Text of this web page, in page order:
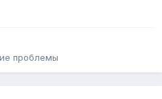
проблемы